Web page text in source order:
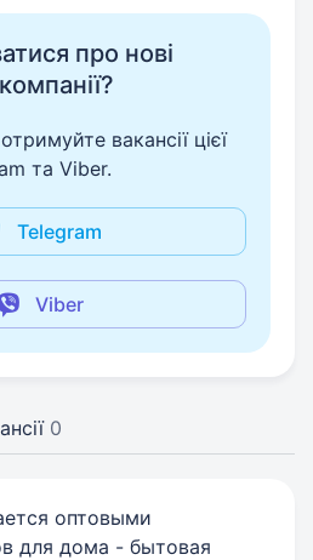
про нові
вакансії цієї
та Viber.
Telegram
Viber
0
оптовыми
для дома - бытовая